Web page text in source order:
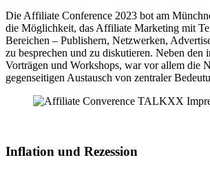
Die Affiliate Conference 2023 bot am
die Möglichkeit, das Affiliate Marketing mit
Bereichen – Publishern, Netzwerken,
zu besprechen und zu diskutieren. Neben den
Vorträgen und Workshops, war vor allem die
gegenseitigen Austausch von zentraler
Inflation und Rezession